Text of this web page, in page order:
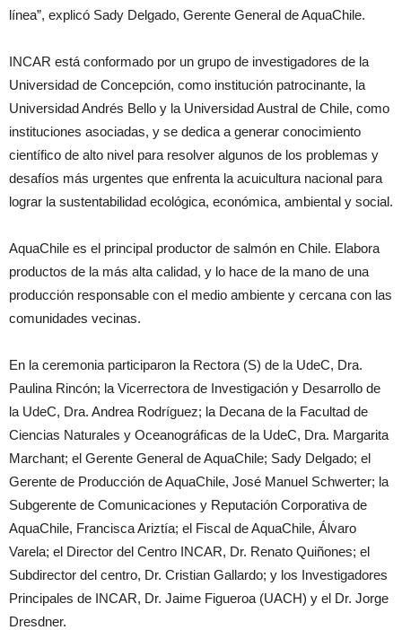
línea”, explicó Sady Delgado, Gerente General de AquaChile.
INCAR está conformado por un grupo de investigadores de la
Universidad de Concepción, como institución patrocinante, la
Universidad Andrés Bello y la Universidad Austral de Chile, como
instituciones asociadas, y se dedica a generar conocimiento
científico de alto nivel para resolver algunos de los problemas y
desafíos más urgentes que enfrenta la acuicultura nacional para
lograr la sustentabilidad ecológica, económica, ambiental y social.
AquaChile es el principal productor de salmón en Chile. Elabora
productos de la más alta calidad, y lo hace de la mano de una
producción responsable con el medio ambiente y cercana con las
comunidades vecinas.
En la ceremonia participaron la Rectora (S) de la UdeC, Dra.
Paulina Rincón; la Vicerrectora de Investigación y Desarrollo de
la UdeC, Dra. Andrea Rodríguez; la Decana de la Facultad de
Ciencias Naturales y Oceanográficas de la UdeC, Dra. Margarita
Marchant; el Gerente General de AquaChile; Sady Delgado; el
Gerente de Producción de AquaChile, José Manuel Schwerter; la
Subgerente de Comunicaciones y Reputación Corporativa de
AquaChile, Francisca Ariztía; el Fiscal de AquaChile, Álvaro
Varela; el Director del Centro INCAR, Dr. Renato Quiñones; el
Subdirector del centro, Dr. Cristian Gallardo; y los Investigadores
Principales de INCAR, Dr. Jaime Figueroa (UACH) y el Dr. Jorge
Dresdner.